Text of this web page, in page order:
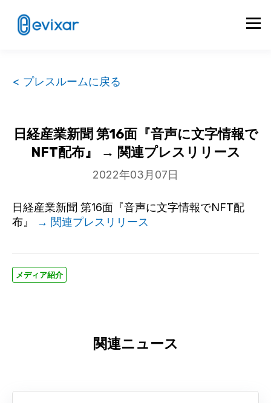
< プレスルームに戻る
日経産業新聞 第16面『音声に文字情報で
NFT配布』 → 関連プレスリリース
2022年03月07日
日経産業新聞 第16面『音声に文字情報でNFT配
布』
→ 関連プレスリリース
メディア紹介
関連ニュース